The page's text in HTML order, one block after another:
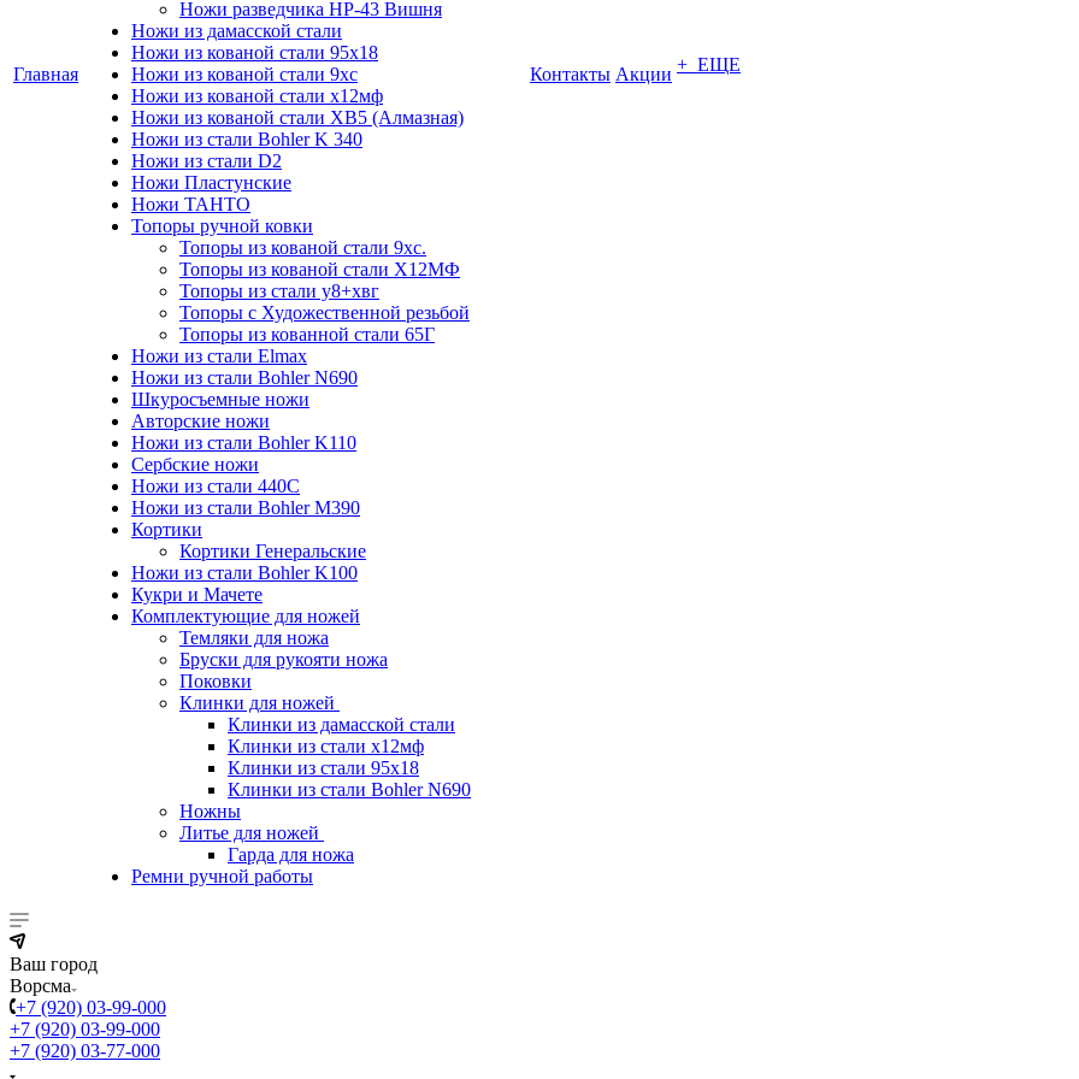
Главная
Ножи разведчика НР-43 Вишня
Ножи из дамасской стали
Ножи из кованой стали 95х18
Ножи из кованой стали 9хс
Ножи из кованой стали х12мф
Ножи из кованой стали ХВ5 (Алмазная)
Ножи из стали Bohler K 340
Ножи из стали D2
Ножи Пластунские
Ножи ТАНТО
Топоры ручной ковки
Топоры из кованой стали 9хс.
Топоры из кованой стали Х12МФ
Топоры из стали у8+хвг
Топоры с Художественной резьбой
Топоры из кованной стали 65Г
Ножи из стали Elmax
Ножи из стали Bohler N690
Шкуросъемные ножи
Авторские ножи
Ножи из стали Bohler K110
Сербские ножи
Ножи из стали 440С
Ножи из стали Bohler M390
Кортики
Кортики Генеральские
Ножи из стали Bohler K100
Кукри и Мачете
Комплектующие для ножей
Темляки для ножа
Бруски для рукояти ножа
Поковки
Клинки для ножей
Клинки из дамасской стали
Клинки из стали х12мф
Клинки из стали 95х18
Клинки из стали Bohler N690
Ножны
Литье для ножей
Гарда для ножа
Ремни ручной работы
Контакты Акции + ЕЩЕ
Ваш город
Ворсма
+7 (920) 03-99-000
+7 (920) 03-99-000
+7 (920) 03-77-000